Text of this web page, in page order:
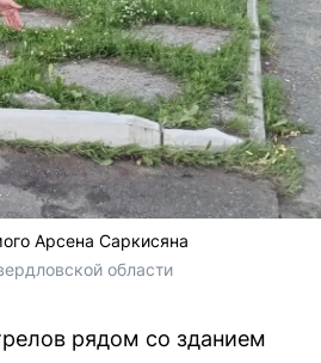
Арсена Саркисяна
области
рядом со зданием